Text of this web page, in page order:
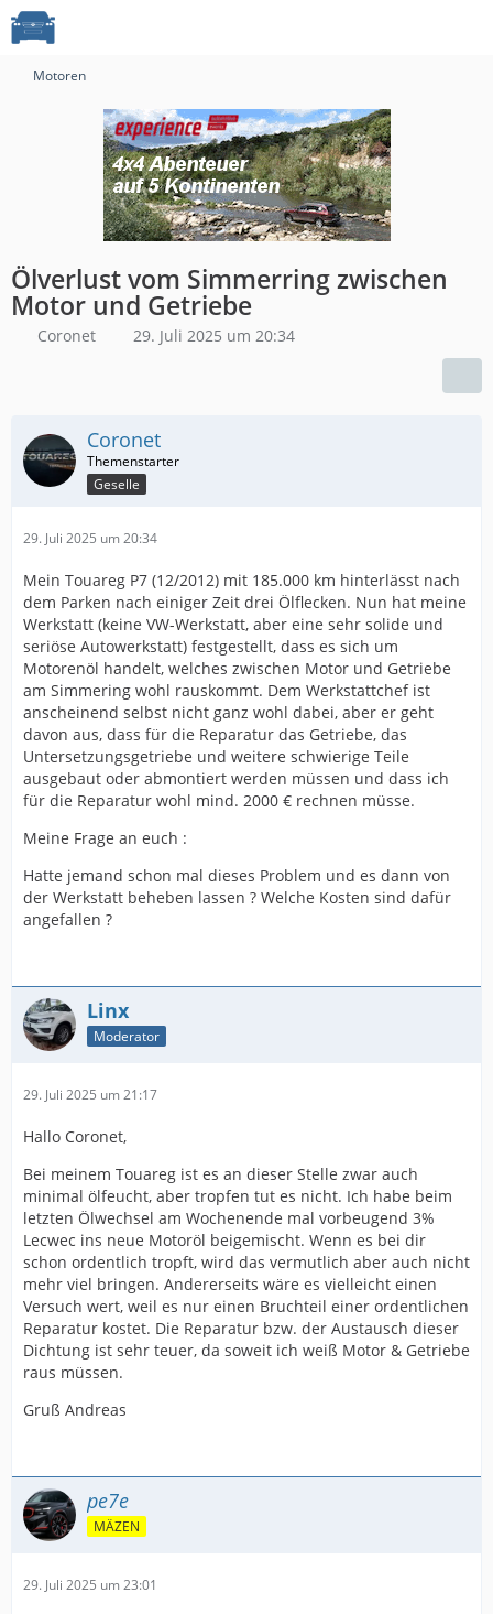
Motoren
Ölverlust vom Simmerring zwischen
Motor und Getriebe
Coronet 29. Juli 2025 um 20:34
Coronet
Geselle
29. Juli 2025 um 20:34
Mein Touareg P7 (12/2012) mit 185.000 km hinterlässt nach
dem Parken nach einiger Zeit drei Ölflecken. Nun hat meine
Werkstatt (keine VW-Werkstatt, aber eine sehr solide und
seriöse Autowerkstatt) festgestellt, dass es sich um
Motorenöl handelt, welches zwischen Motor und Getriebe
am Simmering wohl rauskommt. Dem Werkstattchef ist
anscheinend selbst nicht ganz wohl dabei, aber er geht
davon aus, dass für die Reparatur das Getriebe, das
Untersetzungsgetriebe und weitere schwierige Teile
ausgebaut oder abmontiert werden müssen und dass ich
für die Reparatur wohl mind. 2000 € rechnen müsse.
Meine Frage an euch :
Hatte jemand schon mal dieses Problem und es dann von
der Werkstatt beheben lassen ? Welche Kosten sind dafür
angefallen ?
Linx
Moderator
29. Juli 2025 um 21:17
Hallo Coronet,
Bei meinem Touareg ist es an dieser Stelle zwar auch
minimal ölfeucht, aber tropfen tut es nicht. Ich habe beim
letzten Ölwechsel am Wochenende mal vorbeugend 3%
Lecwec ins neue Motoröl beigemischt. Wenn es bei dir
schon ordentlich tropft, wird das vermutlich aber auch nicht
mehr viel bringen. Andererseits wäre es vielleicht einen
Versuch wert, weil es nur einen Bruchteil einer ordentlichen
Reparatur kostet. Die Reparatur bzw. der Austausch dieser
Dichtung ist sehr teuer, da soweit ich weiß Motor & Getriebe
raus müssen.
Gruß Andreas
pe7e
MÄZEN
29. Juli 2025 um 23:01